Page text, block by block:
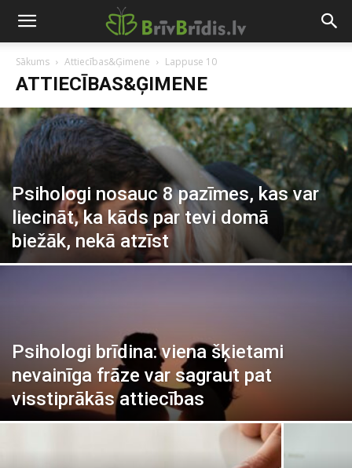
Sākums Attiecības&Ģimene Lappuse 10
ATTIECĪBAS&ĢIMENE
Psihologi nosauc 8 pazīmes, kas var
liecināt, ka kāds par tevi domā
biežāk, nekā atzīst
Psihologi brīdina: viena šķietami
nevainīga frāze var sagraut pat
visstiprākās attiecības